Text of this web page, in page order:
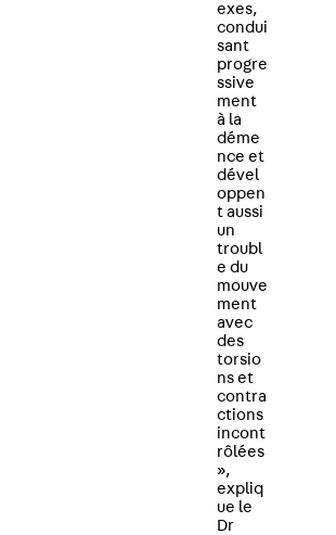
exes,
condui
sant
progre
ssive
ment
à la
déme
nce et
dével
oppen
t aussi
un
troubl
e du
mouve
ment
avec
des
torsio
ns et
contra
ctions
incont
rôlées
»,
expliq
ue le
Dr